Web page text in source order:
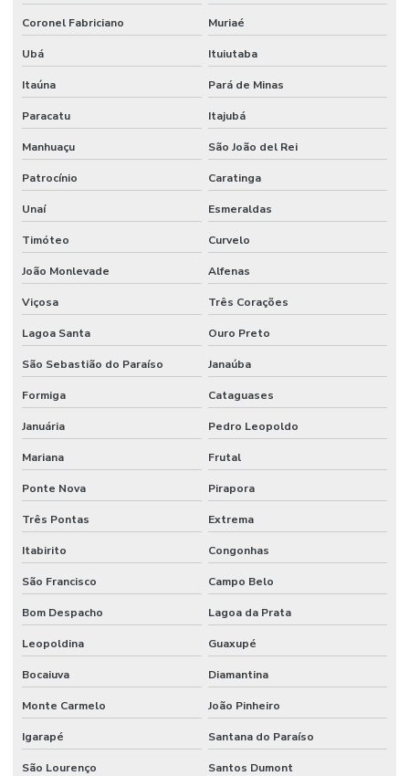
Coronel Fabriciano Muriaé
Ubá Ituiutaba
Itaúna Pará de Minas
Paracatu Itajubá
Manhuaçu São João del Rei
Patrocínio Caratinga
Unaí Esmeraldas
Timóteo Curvelo
João Monlevade Alfenas
Viçosa Três Corações
Lagoa Santa Ouro Preto
São Sebastião do Paraíso Janaúba
Formiga Cataguases
Januária Pedro Leopoldo
Mariana Frutal
Ponte Nova Pirapora
Três Pontas Extrema
Itabirito Congonhas
São Francisco Campo Belo
Bom Despacho Lagoa da Prata
Leopoldina Guaxupé
Bocaiuva Diamantina
Monte Carmelo João Pinheiro
Igarapé Santana do Paraíso
São Lourenço Santos Dumont